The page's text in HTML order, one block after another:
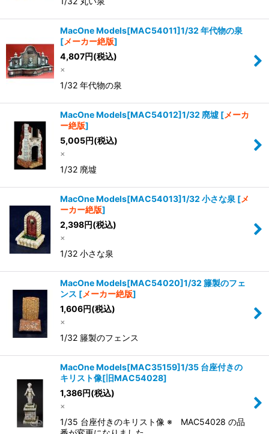
MacOne Models[MAC54011]1/32 年代物の泉
[メーカー絶版]
4,807円(税込)
×
1/32 年代物の泉
MacOne Models[MAC54012]1/32 廃墟 [メーカ
ー絶版]
5,005円(税込)
×
1/32 廃墟
MacOne Models[MAC54013]1/32 小さな泉 [メ
ーカー絶版]
2,398円(税込)
×
1/32 小さな泉
MacOne Models[MAC54020]1/32 籐製のフェ
ンス [メーカー絶版]
1,606円(税込)
×
1/32 籐製のフェンス
MacOne Models[MAC35159]1/35 台座付きの
キリスト像[旧MAC54028]
1,386円(税込)
×
1/35 台座付きのキリスト像 ※ MAC54028 の品